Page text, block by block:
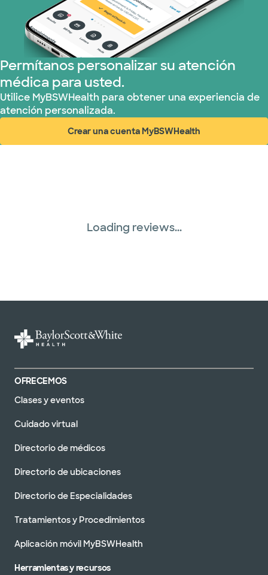
Permítanos personalizar su atención
médica para usted.
Utilice MyBSWHealth para obtener una experiencia de
atención personalizada.
Crear una cuenta MyBSWHealth
(abre en ventana nueva)
Loading reviews...
OFRECEMOS
Clases y eventos
Cuidado virtual
Directorio de médicos
Directorio de ubicaciones
Directorio de Especialidades
Tratamientos y Procedimientos
Aplicación móvil MyBSWHealth
Herramientas y recursos